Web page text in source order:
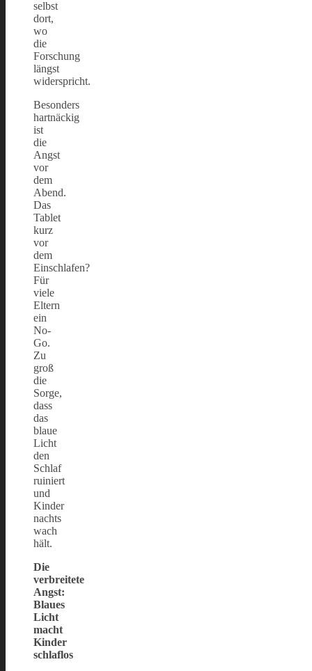
selbst
dort,
wo
die
Forschung
längst
widerspricht.
Besonders
hartnäckig
ist
die
Angst
vor
dem
Abend.
Das
Tablet
kurz
vor
dem
Einschlafen?
Für
viele
Eltern
ein
No-
Go.
Zu
groß
die
Sorge,
dass
das
blaue
Licht
den
Schlaf
ruiniert
und
Kinder
nachts
wach
hält.
Die
verbreitete
Angst:
Blaues
Licht
macht
Kinder
schlaflos